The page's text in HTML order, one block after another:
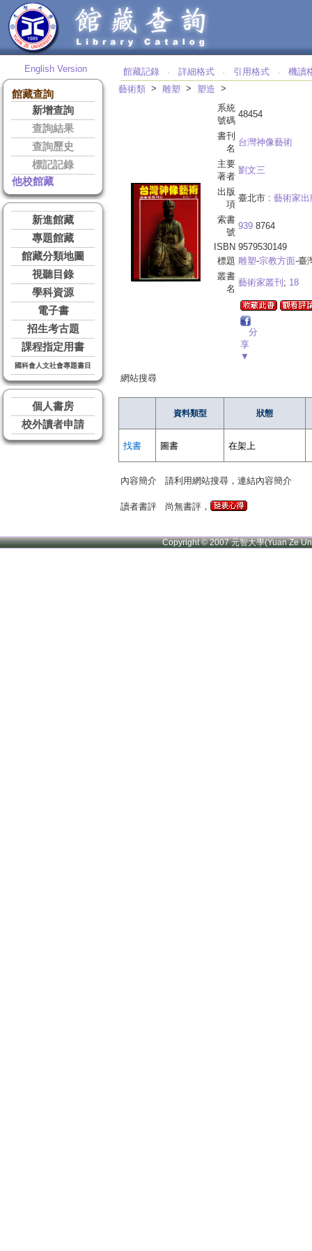
English Version
館藏查詢
新增查詢
查詢結果
查詢歷史
標記記錄
他校館藏
新進館藏
專題館藏
館藏分類地圖
視聽目錄
學科資源
電子書
招生考古題
課程指定用書
國科會人文社會專題書目
個人書房
校外讀者申請
館藏記錄 ‧ 詳細格式 ‧ 引用格式 ‧
機讀
藝術類 > 雕塑 > 塑造 >
系統
號碼
48454
書刊
名
台灣神像藝術
主要
著者
劉文三
出版
項
臺北市 : 藝術家出
索書
號
939 8764
ISBN 9579530149
標題 雕塑-宗教方面-臺
叢書
名
藝術家叢刊 ; 18
分
享
▼
網站搜尋
資料類型 狀態
找書 圖書 在架上
內容簡介 請利用網站搜尋，連結內容簡介
讀者書評 尚無書評，
Copyright © 2007 元智大學(Yuan Ze